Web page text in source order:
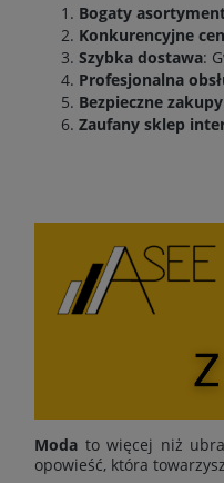
Bogaty
Konkurencyjne
Szybka dostawa:
Profesjonalna
Bezpieczne zakupy
Zaufany sklep
Moda to więcej niż
opowieść, która